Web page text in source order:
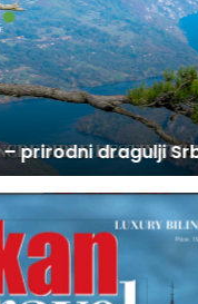
BALKAN TRAVEL